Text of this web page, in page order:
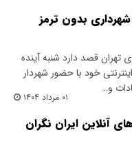
بدون ترمز
تهران قصد دارد شنبه آینده
خود با حضور شهردار
و…
۰۱ مرداد ۱۴۰۴
آنلاین ایران نگران